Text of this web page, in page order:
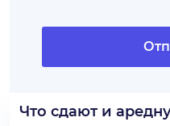
Что сдают и